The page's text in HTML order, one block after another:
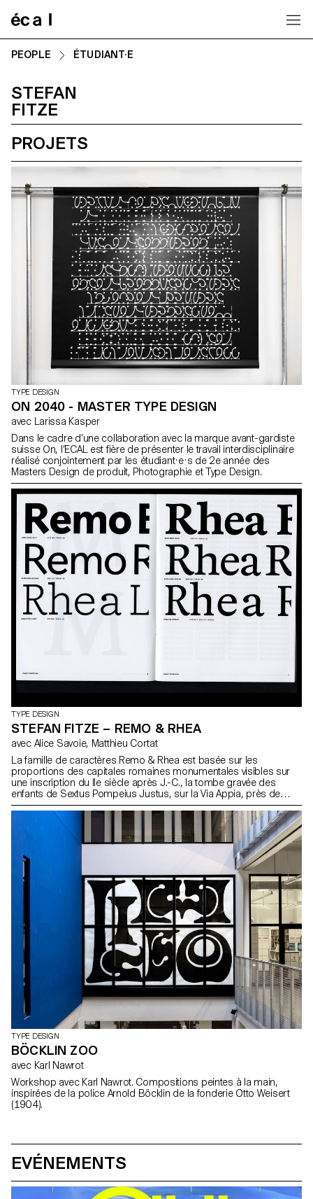
PEOPLE ÉTUDIANT·E
STEFAN
FITZE
PROJETS
TYPE DESIGN
ON 2040 - MASTER TYPE DESIGN
avec Larissa Kasper
Dans le cadre d’une collaboration avec la marque avant-gardiste
suisse On, l’ECAL est fière de présenter le travail interdisciplinaire
réalisé conjointement par les étudiant·e·s de 2e année des
Masters Design de produit, Photographie et Type Design.
TYPE DESIGN
STEFAN FITZE – REMO & RHEA
avec Alice Savoie, Matthieu Cortat
La famille de caractères Remo & Rhea est basée sur les
proportions des capitales romaines monumentales visibles sur
une inscription du IIe siècle après J.-C., la tombe gravée des
enfants de Sextus Pompeius Justus, sur la Via Appia, près de
Rome. Liées par cette origine commune – une esquisse
apocryphe du développement de la lettre romaine – Remo Sans
et Rhea Serif ont gardé des liens, tout en s’émancipant de leur
source, élargissant la notion traditionnelle de famille de
caractères. Complétée par un complément de lettres « machine à
écrire », elle est optimisée pour des environnements
typographiques complexes, permettant une large palette de
compositions requises par les besoins contemporains.
TYPE DESIGN
BÖCKLIN ZOO
avec Karl Nawrot
Workshop avec Karl Nawrot. Compositions peintes à la main,
inspirées de la police Arnold Böcklin de la fonderie Otto Weisert
(1904).
EVÉNEMENTS